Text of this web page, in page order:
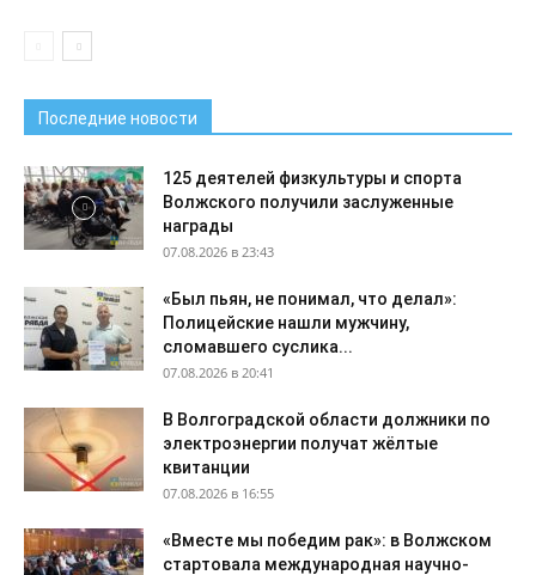
Последние новости
125 деятелей физкультуры и спорта
Волжского получили заслуженные
награды
07.08.2026 в 23:43
«Был пьян, не понимал, что делал»:
Полицейские нашли мужчину,
сломавшего суслика...
07.08.2026 в 20:41
В Волгоградской области должники по
электроэнергии получат жёлтые
квитанции
07.08.2026 в 16:55
«Вместе мы победим рак»: в Волжском
стартовала международная научно-